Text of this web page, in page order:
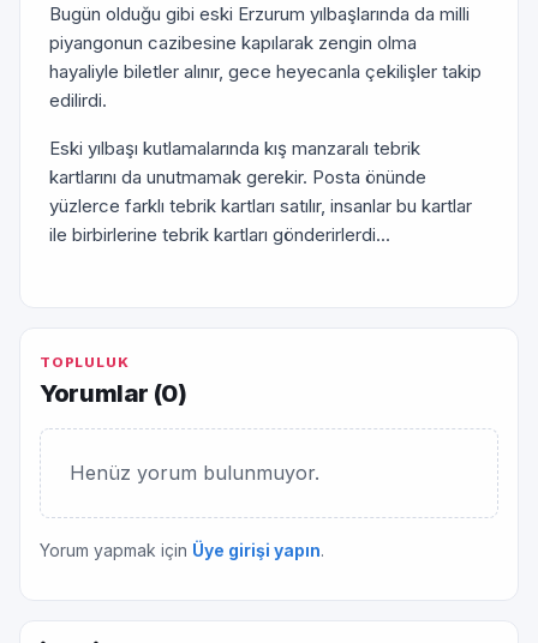
Bugün olduğu gibi eski Erzurum yılbaşlarında da milli
piyangonun cazibesine kapılarak zengin olma
hayaliyle biletler alınır, gece heyecanla çekilişler takip
edilirdi.
Eski yılbaşı kutlamalarında kış manzaralı tebrik
kartlarını da unutmamak gerekir. Posta önünde
yüzlerce farklı tebrik kartları satılır, insanlar bu kartlar
ile birbirlerine tebrik kartları gönderirlerdi...
TOPLULUK
Yorumlar (0)
Henüz yorum bulunmuyor.
Yorum yapmak için Üye girişi yapın.